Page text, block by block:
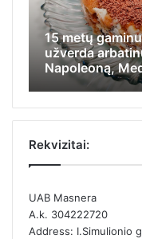
15 metų
užverda
Napoleoną,
Rekvizitai:
UAB Masnera
A.k. 304222720
Address: I.Simulionio